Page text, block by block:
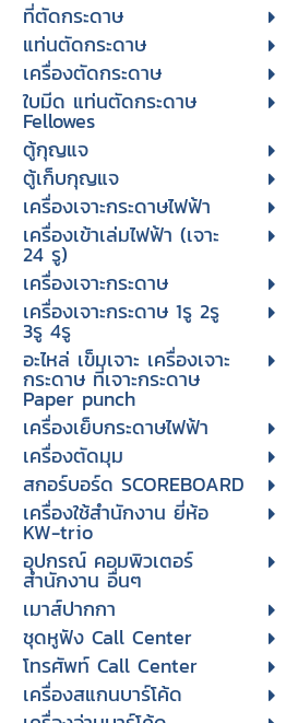
ที่ตัดกระดาษ
แท่นตัดกระดาษ
เครื่องตัดกระดาษ
ใบมีด แท่นตัดกระดาษ
Fellowes
ตู้กุญแจ
ตู้เก็บกุญแจ
เครื่องเจาะกระดาษไฟฟ้า
เครื่องเข้าเล่มไฟฟ้า (เจาะ
24 รู)
เครื่องเจาะกระดาษ
เครื่องเจาะกระดาษ 1รู 2รู
3รู 4รู
อะไหล่ เข็มเจาะ เครื่องเจาะ
กระดาษ ที่เจาะกระดาษ
Paper punch
เครื่องเย็บกระดาษไฟฟ้า
เครื่องตัดมุม
สกอร์บอร์ด SCOREBOARD
เครื่องใช้สำนักงาน ยี่ห้อ
KW-trio
อุปกรณ์ คอมพิวเตอร์
สำนักงาน อื่นๆ
เมาส์ปากกา
ชุดหูฟัง Call Center
โทรศัพท์ Call Center
เครื่องสแกนบาร์โค้ด